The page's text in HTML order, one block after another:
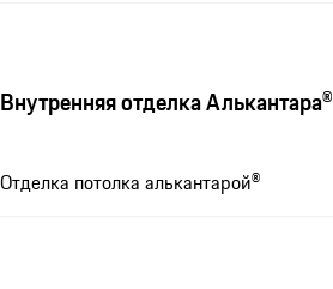
Внутренняя отделка Алькантара®
Отделка потолка алькантарой®